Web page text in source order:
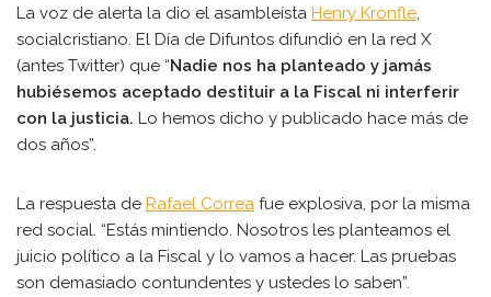
La voz de alerta la dio el asambleísta Henry Kronfle,
socialcristiano. El Día de Difuntos difundió en la red X
(antes Twitter) que “Nadie nos ha planteado y jamás
hubiésemos aceptado destituir a la Fiscal ni interferir
con la justicia. Lo hemos dicho y publicado hace más de
dos años”.
La respuesta de Rafael Correa fue explosiva, por la misma
red social. “Estás mintiendo. Nosotros les planteamos el
juicio político a la Fiscal y lo vamos a hacer. Las pruebas
son demasiado contundentes y ustedes lo saben”.